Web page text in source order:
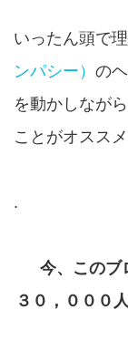
いったん頭で
ンパシー） の
を動かしなが
ことがオススメ
.
今、このブ
３０，０００